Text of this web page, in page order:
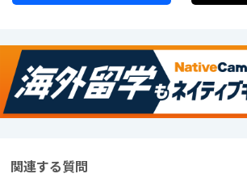
関連する質問